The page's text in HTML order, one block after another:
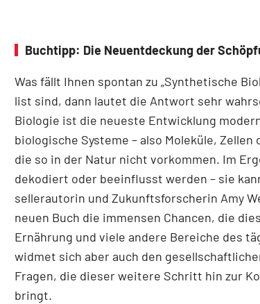
Buchtipp: Die Neuentdeckung der
Was fällt Ihnen spontan zu „Synthetische
list sind, dann lautet die Antwort sehr
Biologie ist die neueste Entwicklung
biologische Systeme – also Moleküle, Zellen
die so in der Natur nicht vorkommen. Im
dekodiert oder beeinflusst werden – sie
sellerautorin und Zukunftsforscherin Amy
neuen Buch die immensen Chancen, die
Ernährung und viele andere Bereiche des
widmet sich aber auch den
Fragen, die dieser weitere Schritt hin zur
bringt.